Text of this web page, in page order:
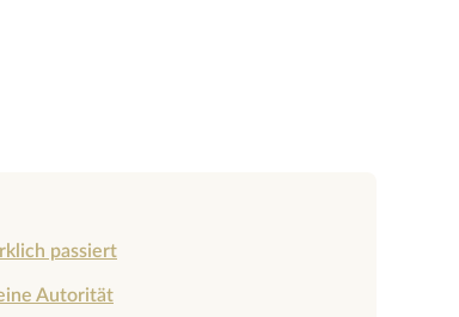
passiert
Autorität